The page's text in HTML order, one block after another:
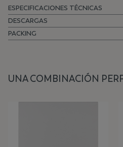
ESPECIFICACIONES TÉCNICAS
DESCARGAS
PACKING
UNA COMBINACIÓN